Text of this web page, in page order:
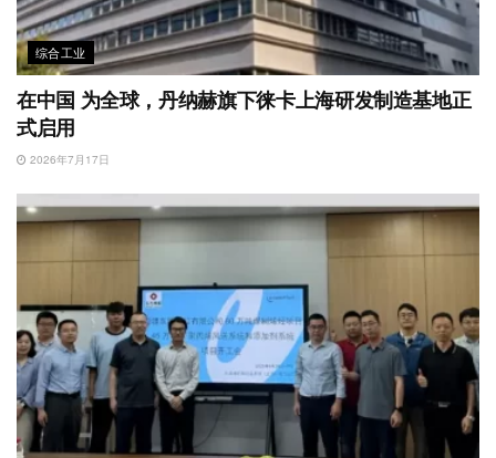
综合工业
在中国 为全球，丹纳赫旗下徕卡上海研发制造基地正
式启用
2026年7月17日